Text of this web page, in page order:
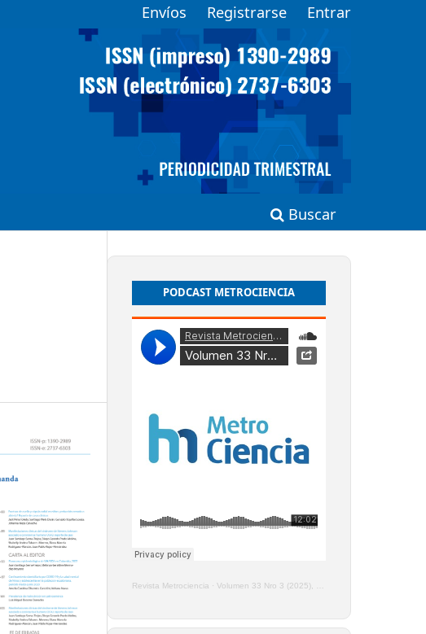
Buscar
Envíos Registrarse Entrar
PODCAST METROCIENCIA
Revista Metrociencia · Volumen 33 Nro 3 (2025), Enero - Marzo